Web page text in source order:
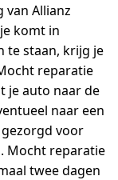
van Allianz
komt in
te staan, krijg je
reparatie
je auto naar de
naar een
voor
Mocht reparatie
twee dagen